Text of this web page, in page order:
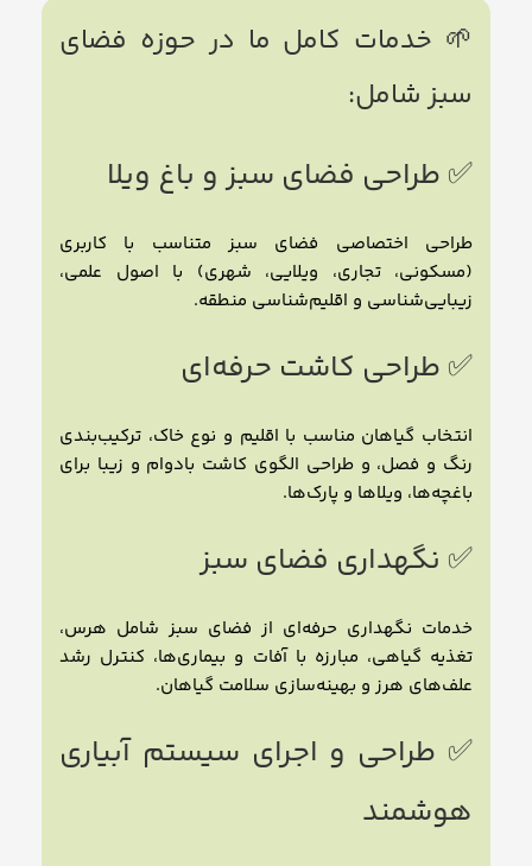
🌱 خدمات کامل ما در حوزه فضای
سبز شامل:
✅ طراحی فضای سبز و باغ ویلا
طراحی اختصاصی فضای سبز متناسب با کاربری
(مسکونی، تجاری، ویلایی، شهری) با اصول علمی،
زیبایی‌شناسی و اقلیم‌شناسی منطقه.
✅ طراحی کاشت حرفه‌ای
انتخاب گیاهان مناسب با اقلیم و نوع خاک، ترکیب‌بندی
رنگ و فصل، و طراحی الگوی کاشت بادوام و زیبا برای
باغچه‌ها، ویلاها و پارک‌ها.
✅ نگهداری فضای سبز
خدمات نگهداری حرفه‌ای از فضای سبز شامل هرس،
تغذیه گیاهی، مبارزه با آفات و بیماری‌ها، کنترل رشد
علف‌های هرز و بهینه‌سازی سلامت گیاهان.
✅ طراحی و اجرای سیستم آبیاری
هوشمند